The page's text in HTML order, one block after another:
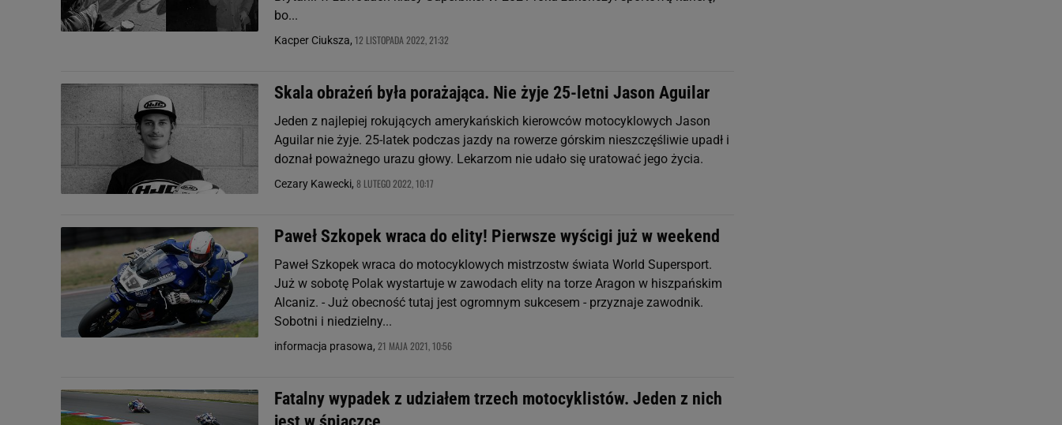
bo...
Kacper Ciuksza, 12 LISTOPADA 2022, 21:32
Skala obrażeń była porażająca. Nie żyje 25-letni Jason Aguilar
Jeden z najlepiej rokujących amerykańskich kierowców motocyklowych Jason
Aguilar nie żyje. 25-latek podczas jazdy na rowerze górskim nieszczęśliwie upadł i
doznał poważnego urazu głowy. Lekarzom nie udało się uratować jego życia.
Cezary Kawecki, 8 LUTEGO 2022, 10:17
Paweł Szkopek wraca do elity! Pierwsze wyścigi już w weekend
Paweł Szkopek wraca do motocyklowych mistrzostw świata World Supersport.
Już w sobotę Polak wystartuje w zawodach elity na torze Aragon w hiszpańskim
Alcaniz. - Już obecność tutaj jest ogromnym sukcesem - przyznaje zawodnik.
Sobotni i niedzielny...
informacja prasowa, 21 MAJA 2021, 10:56
Fatalny wypadek z udziałem trzech motocyklistów. Jeden z nich